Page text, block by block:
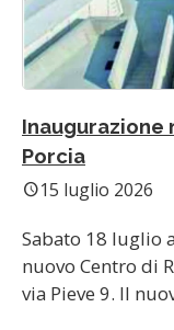
Inaugurazione
Porcia
schedule15 luglio 2026
Sabato 18 luglio
nuovo Centro di
via Pieve 9. Il